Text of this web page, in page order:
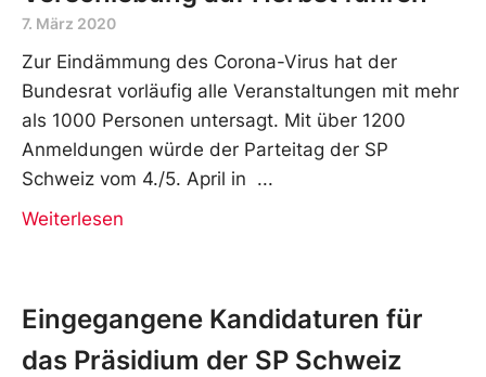
7. März 2020
Zur Eindämmung des Corona-Virus hat der
Bundesrat vorläufig alle Veranstaltungen mit mehr
als 1000 Personen untersagt. Mit über 1200
Anmeldungen würde der Parteitag der SP
Schweiz vom 4./5. April in
Weiterlesen
Eingegangene Kandidaturen für
das Präsidium der SP Schweiz